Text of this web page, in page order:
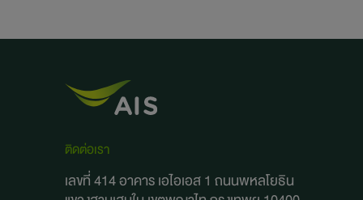
ติดต่อเรา
เลขที่ 414 อาคาร เอไอเอส 1 ถนนพหลโยธิน